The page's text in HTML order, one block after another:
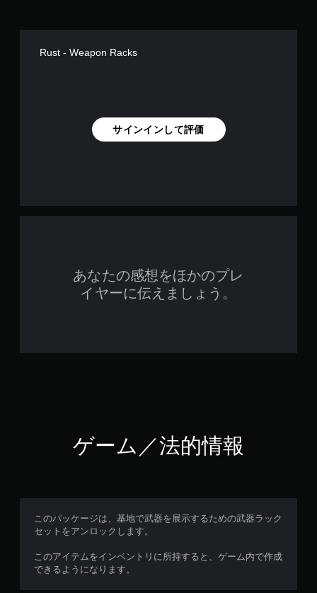
Rust - Weapon Racks
サインインして評価
あなたの感想をほかのプレ
イヤーに伝えましょう。
ゲーム／法的情報
このパッケージは、基地で武器を展示するための武器ラック
セットをアンロックします。
このアイテムをインベントリに所持すると、ゲーム内で作成
できるようになります。